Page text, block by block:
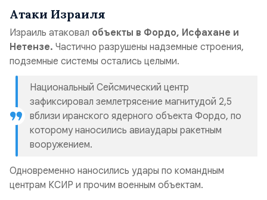
Атаки Израиля
Израиль атаковал объекты в Фордо, Исфахане и
Нетензе. Частично разрушены надземные строения,
подземные системы остались целыми.
Национальный Сейсмический центр
зафиксировал землетрясение магнитудой 2,5
вблизи иранского ядерного объекта Фордо, по
которому наносились авиаудары ракетным
вооружением.
Одновременно наносились удары по командным
центрам КСИР и прочим военным объектам.